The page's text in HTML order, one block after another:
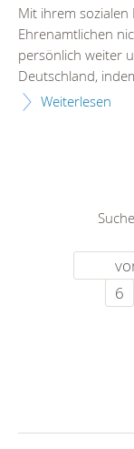
Mit ihrem sozialen
Ehrenamtlichen
persönlich weiter
Deutschland,
Weiterlesen
6